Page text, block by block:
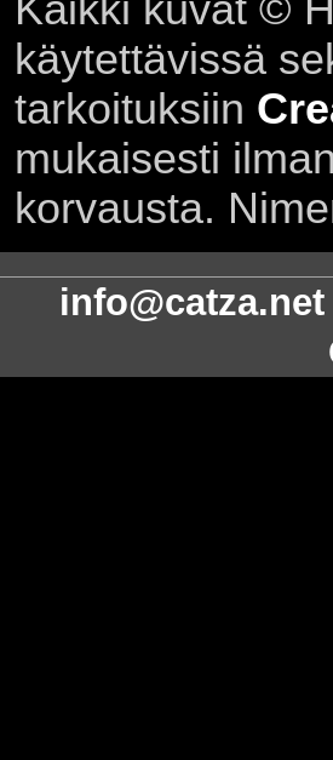
Kaikki kuvat ©
käytettävissä
tarkoituksiin
mukaisesti
korvausta.
info@catza.net